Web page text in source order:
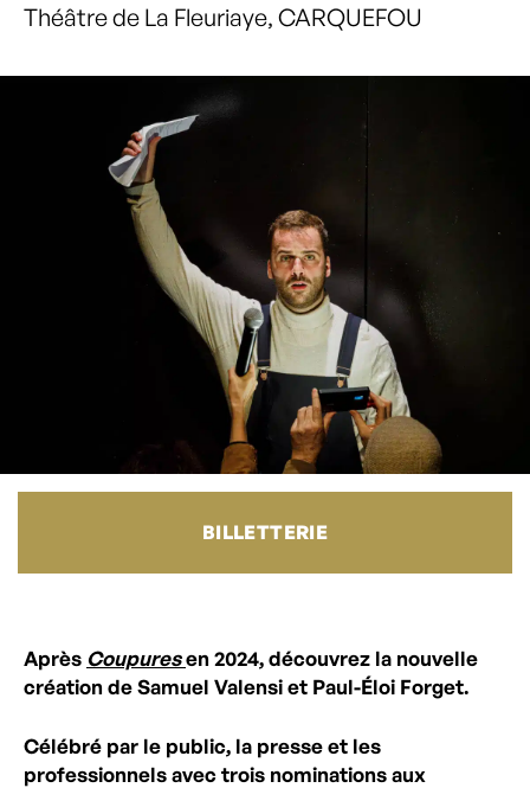
Théâtre de La Fleuriaye, CARQUEFOU
BILLETTERIE
Après Coupuresen 2024, découvrez la nouvelle
création de Samuel Valensi et Paul-Éloi Forget.
Célébré par le public, la presse et les
professionnels avec trois nominations aux